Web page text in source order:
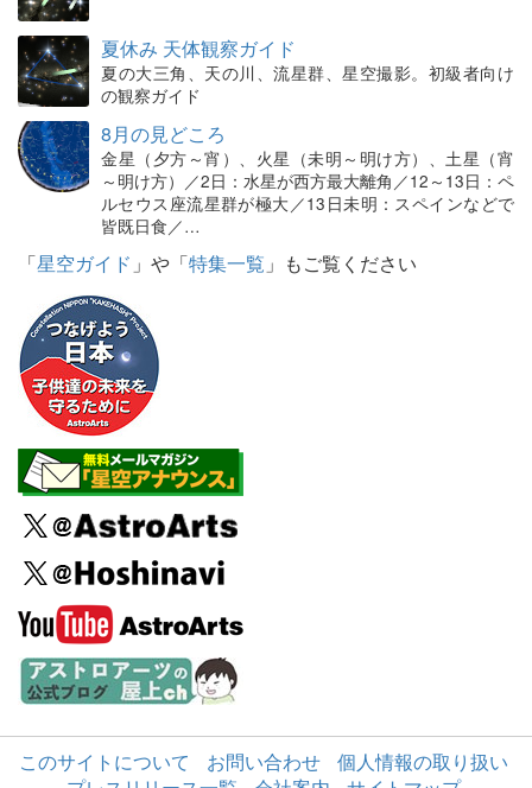
夏休み 天体観察ガイド
夏の大三角、天の川、流星群、星空撮影。初級者向け
の観察ガイド
8月の見どころ
金星（夕方～宵）、火星（未明～明け方）、土星（宵
～明け方）／2日：水星が西方最大離角／12～13日：ペ
ルセウス座流星群が極大／13日未明：スペインなどで
皆既日食／…
「星空ガイド 」や「特集一覧 」もご覧ください
このサイトについて お問い合わせ
個人情報の取り扱い